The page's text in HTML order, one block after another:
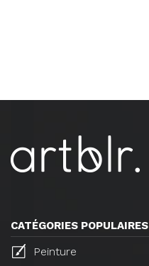
CATÉGORIES POPULAIRES
Peinture